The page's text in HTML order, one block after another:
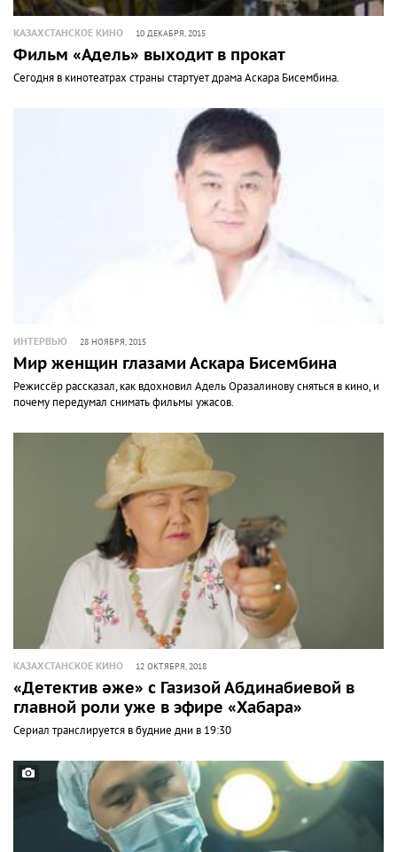
КАЗАХСТАНСКОЕ КИНО 10 ДЕКАБРЯ, 2015
Фильм «Адель» выходит в прокат
Сегодня в кинотеатрах страны стартует драма Аскара Бисембина.
ИНТЕРВЬЮ 28 НОЯБРЯ, 2015
Мир женщин глазами Аскара Бисембина
Режиссёр рассказал, как вдохновил Адель Оразалинову сняться в кино, и
почему передумал снимать фильмы ужасов.
КАЗАХСТАНСКОЕ КИНО 12 ОКТЯБРЯ, 2018
«Детектив әже» с Газизой Абдинабиевой в
главной роли уже в эфире «Хабара»
Сериал транслируется в будние дни в 19:30